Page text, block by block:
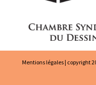
Mentions légales| copyright